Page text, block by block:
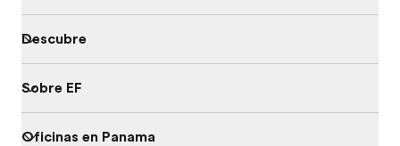
Descubre
Sobre EF
Oficinas en Panama